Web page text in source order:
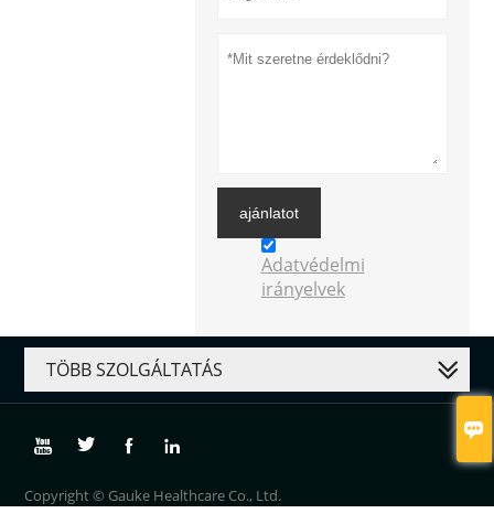

ajánlatot
Adatvédelmi
irányelvek
TÖBB SZOLGÁLTATÁS
   
Copyright © Gauke Healthcare Co., Ltd.